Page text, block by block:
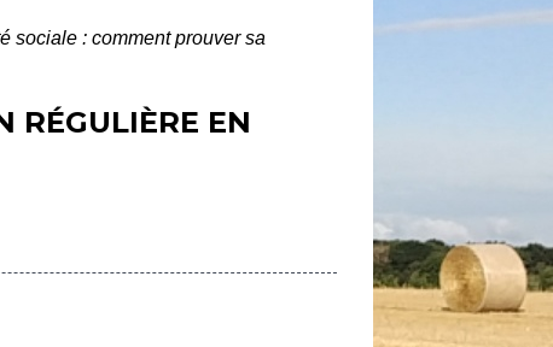
sociale : comment prouver sa
RÉGULIÈRE EN